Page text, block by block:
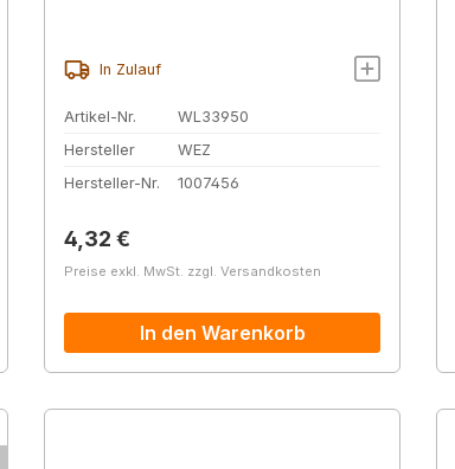
In Zulauf
Artikel-Nr.
WL33950
Hersteller
WEZ
Hersteller-Nr.
1007456
Regulärer Preis:
4,32 €
Preise exkl. MwSt. zzgl. Versandkosten
In den Warenkorb